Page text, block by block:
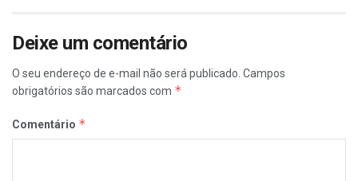
Deixe um comentário
O seu endereço de e-mail não será publicado. Campos
obrigatórios são marcados com *
Comentário *